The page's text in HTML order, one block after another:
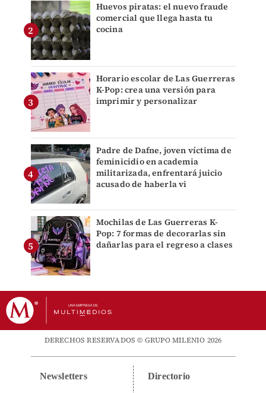
Huevos piratas: el nuevo fraude
comercial que llega hasta tu
cocina
Horario escolar de Las Guerreras
K-Pop: crea una versión para
imprimir y personalizar
Padre de Dafne, joven víctima de
feminicidio en academia
militarizada, enfrentará juicio
acusado de haberla vi
Mochilas de Las Guerreras K-
Pop: 7 formas de decorarlas sin
dañarlas para el regreso a clases
DERECHOS RESERVADOS © GRUPO MILENIO 2026
Newsletters Directorio